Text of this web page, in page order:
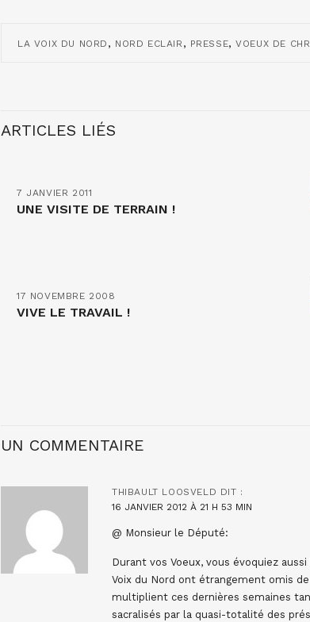
LA VOIX DU NORD , NORD ECLAIR , PRESSE,VOEUX DE
ARTICLES LIÉS
7 JANVIER 2011
UNE VISITE DE TERRAIN !
17 NOVEMBRE 2008
VIVE LE TRAVAIL !
UN COMMENTAIRE
THIBAULT LOOSVELD DIT :
16 JANVIER 2012 À 21 H 53 MIN
@ Monsieur le Député:
Durant vos Voeux, vous évoquiez
Voix du Nord ont étrangement omis
multiplient ces dernières semaines
sacralisés par la quasi-totalité des